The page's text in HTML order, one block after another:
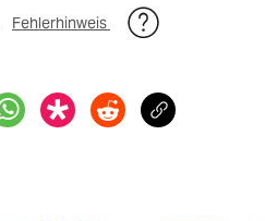
Fehlerhinweis